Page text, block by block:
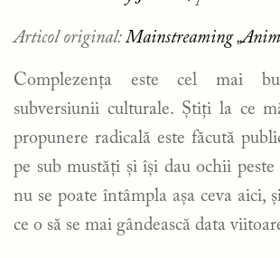
Articol original: Mainstreaming
Complezența este cel mai
subversiunii culturale. Știți la ce
propunere radicală este făcută
pe sub mustăți și își dau ochii peste
nu se poate întâmpla așa ceva aici,
ce o să se mai gândească data